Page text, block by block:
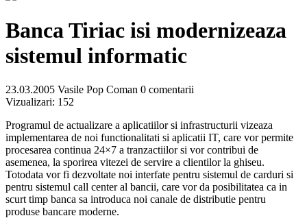
Banca Tiriac isi modernizeaza
sistemul informatic
23.03.2005 Vasile Pop Coman 0 comentarii
Vizualizari: 152
Programul de actualizare a aplicatiilor si infrastructurii vizeaza
implementarea de noi functionalitati si aplicatii IT, care vor permite
procesarea continua 24×7 a tranzactiilor si vor contribui de
asemenea, la sporirea vitezei de servire a clientilor la ghiseu.
Totodata vor fi dezvoltate noi interfate pentru sistemul de carduri si
pentru sistemul call center al bancii, care vor da posibilitatea ca in
scurt timp banca sa introduca noi canale de distributie pentru
produse bancare moderne.